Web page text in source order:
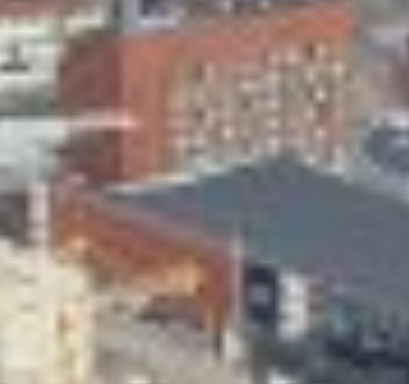
Skeittihalli
Varhaiskasvatus
Ateria- ja välipalamaksut
Mämminiemi
Taideapteekki
Kirjasto